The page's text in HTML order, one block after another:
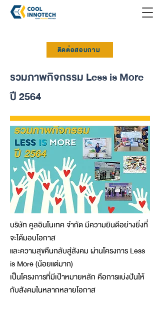
ติดต่อสอบถาม
รวมภาพกิจกรรม Less is More
ปี 2564
บริษัท คูลอินโนเทค จำกัด มีความยินดีอย่างยิ่งที่
จะได้มอบโอกาส
และความสุขคืนกลับสู่สังคม ผ่านโครงการ Less
is More (น้อยแต่มาก)
เป็นโครงการที่มีเป้าหมายหลัก คือการแบ่งปันให้
กับสังคมในหลากหลายโอกาส